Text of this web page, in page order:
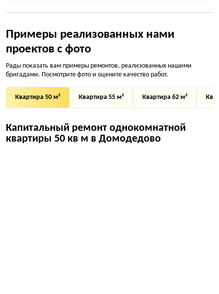
Примеры реализованных нами
проектов с фото
Рады показать вам примеры ремонтов, реализованных нашими
бригадами. Посмотрите фото и оцените качество работ.
Квартира 50 м² Квартира 55 м² Квартира 62 м²
Капитальный ремонт однокомнатной
квартиры 50 кв м в Домодедово